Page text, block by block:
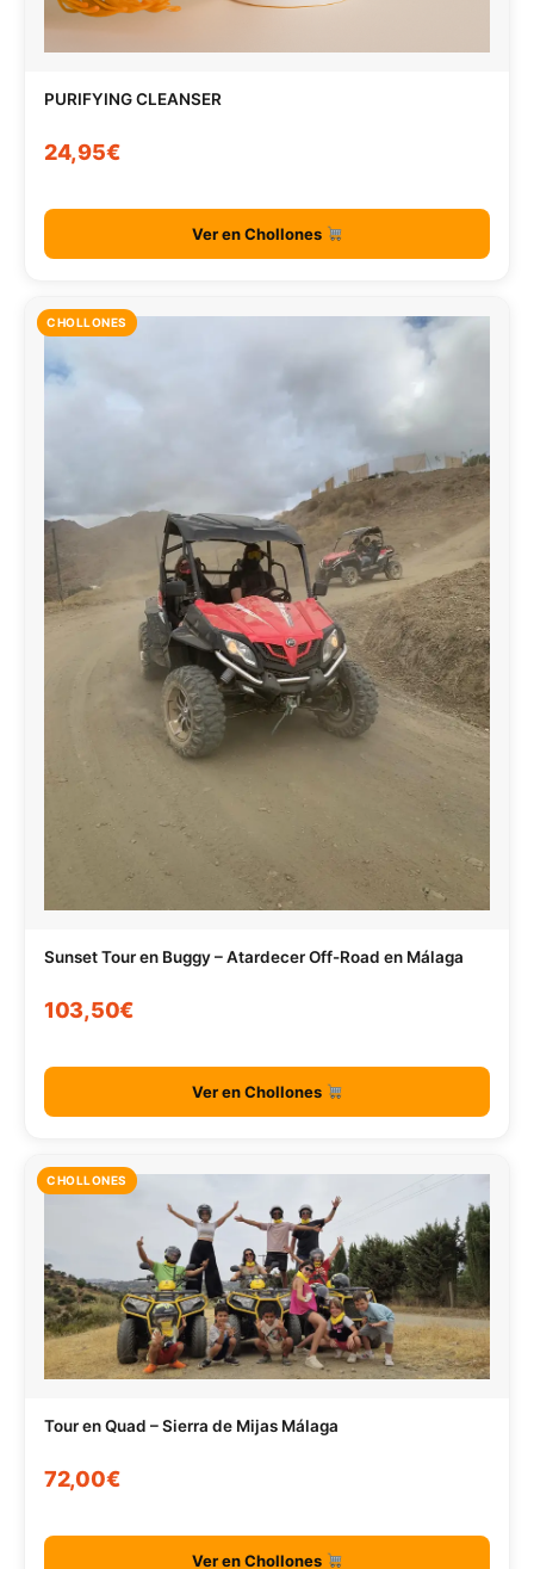
PURIFYING CLEANSER
24,95€
Ver en Chollones
CHOLLONES
Sunset Tour en Buggy – Atardecer Off-Road en Málaga
103,50€
Ver en Chollones
CHOLLONES
Tour en Quad – Sierra de Mijas Málaga
72,00€
Ver en Chollones